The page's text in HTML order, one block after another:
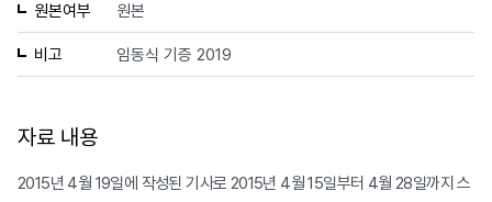
원본여부 원본
비고 임동식 기증 2019
자료 내용
2015년 4월 19일에 작성된 기사로 2015년 4월 15일부터 4월 28일까지 스